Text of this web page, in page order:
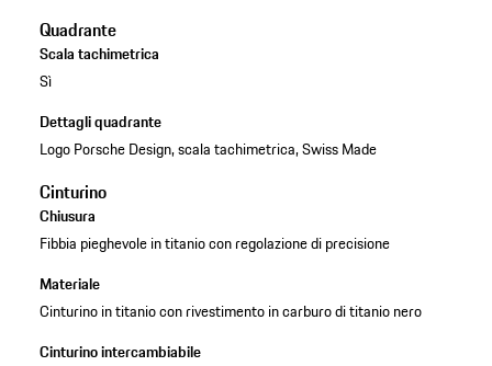
Quadrante
Scala tachimetrica
Sì
Dettagli quadrante
Logo Porsche Design, scala tachimetrica, Swiss Made
Cinturino
Chiusura
Fibbia pieghevole in titanio con regolazione di precisione
Materiale
Cinturino in titanio con rivestimento in carburo di titanio nero
Cinturino intercambiabile